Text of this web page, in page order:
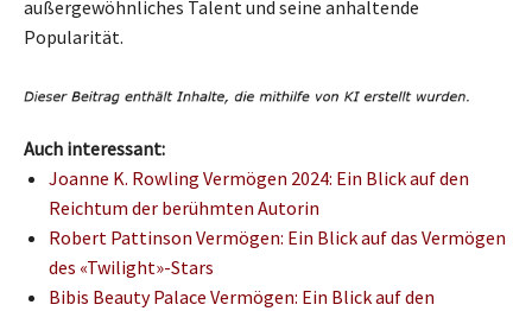
außergewöhnliches Talent und seine anhaltende
Popularität.
Auch interessant:
Joanne K. Rowling Vermögen 2024: Ein Blick auf den
Reichtum der berühmten Autorin
Robert Pattinson Vermögen: Ein Blick auf das Vermögen
des «Twilight»-Stars
Bibis Beauty Palace Vermögen: Ein Blick auf den